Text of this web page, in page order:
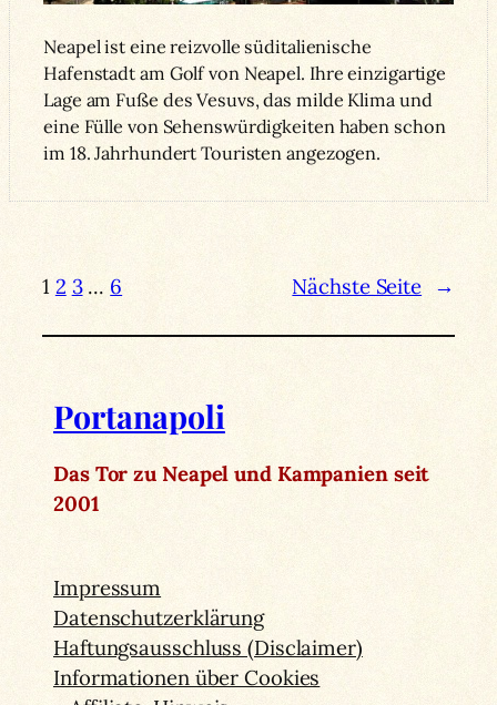
Neapel ist eine reizvolle süditalienische
Hafenstadt am Golf von Neapel. Ihre einzigartige
Lage am Fuße des Vesuvs, das milde Klima und
eine Fülle von Sehenswürdigkeiten haben schon
im 18. Jahrhundert Touristen angezogen.
1 2 3 … 6 Nächste Seite →
Portanapoli
Das Tor zu Neapel und Kampanien seit
2001
Impressum
Datenschutzerklärung
Haftungsausschluss (Disclaimer)
Informationen über Cookies